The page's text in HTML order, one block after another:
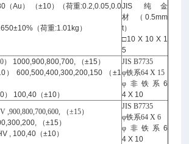
（Au） （±10）（荷重:0.2,0.05,0.0
（荷重:1.01kg）
JIS 纯金
材 （0.5mm
t）
□10 X 10 X 1
5
） 1000,900,800,700, （±15）
） 600,500,400,300,200,150 （±1
） 100,40（±10）
JIS B7735
φ铁系64 X 15
φ 非铁系6
4 X 10
,900,800,700,600, （±15）
（±15）
, 100,40（±10）
JIS B7735
φ铁系64 X 6
φ 非铁系6
4 X 10